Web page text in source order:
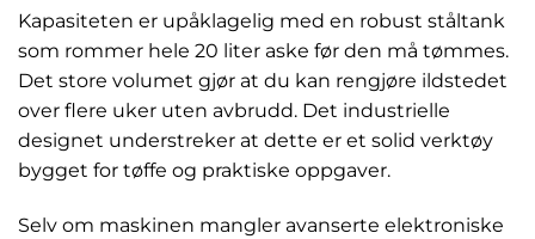
Kapasiteten er upåklagelig med en robust ståltank
som rommer hele 20 liter aske før den må tømmes.
Det store volumet gjør at du kan rengjøre ildstedet
over flere uker uten avbrudd. Det industrielle
designet understreker at dette er et solid verktøy
bygget for tøffe og praktiske oppgaver.
Selv om maskinen mangler avanserte elektroniske